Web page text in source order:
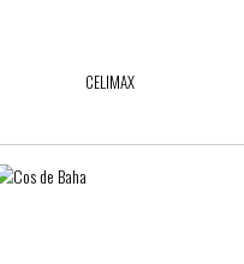
CELIMAX